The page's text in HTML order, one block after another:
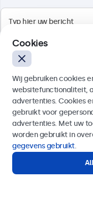
Full HD multi-touch
Aansluitingen: HDMI,
Montage: desktop,
Buitenmaat: 481 x
€ 569,00
€ 688,49 incl. btw
Bekijken
Of bel ons
Hulp of advies nodig?
Direct contact met een
Cookies
Wij gebruiken cookies
websitefunctionaliteit,
advertenties. Cookies
gebruikt voor
advertenties. Met uw
worden gebruikt in
gegevens gebruikt.